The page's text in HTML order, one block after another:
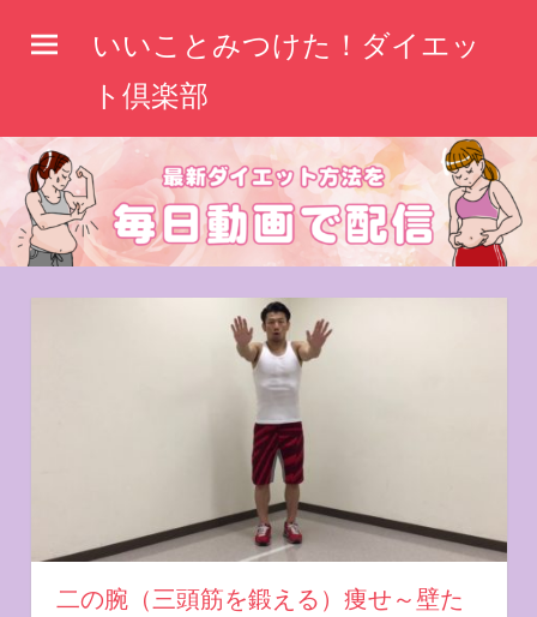
ス
キ
いいことみつけた！ダイエッ
ト倶楽部
二の腕（三頭筋を鍛える）痩せ～壁た